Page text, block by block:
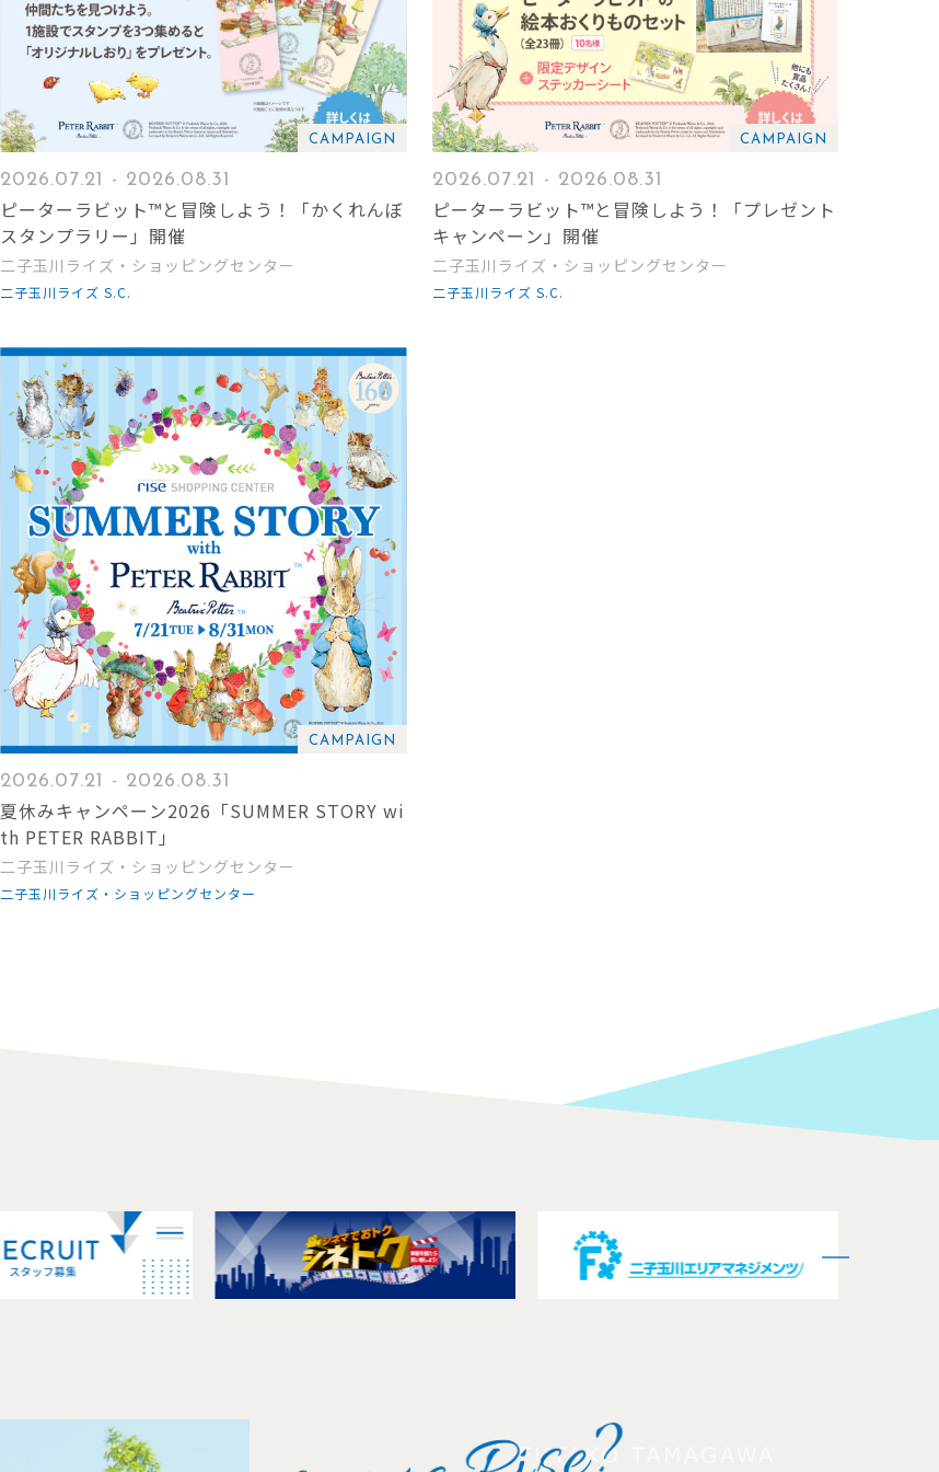
CAMPAIGN
2026.07.21 - 2026.08.31
ピーターラビット™と冒険しよう！「かくれんぼ
スタンプラリー」開催
二子玉川ライズ・ショッピングセンター
二子玉川ライズ S.C.
CAMPAIGN
2026.07.21 - 2026.08.31
ピーターラビット™と冒険しよう！「プレゼント
キャンペーン」開催
二子玉川ライズ・ショッピングセンター
二子玉川ライズ S.C.
CAMPAIGN
2026.07.21 - 2026.08.31
夏休みキャンペーン2026「SUMMER STORY wi
th PETER RABBIT」
二子玉川ライズ・ショッピングセンター
二子玉川ライズ・ショッピングセンター